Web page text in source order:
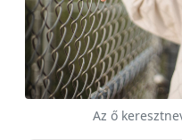
Az ő